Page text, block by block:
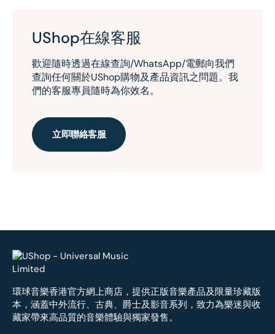
UShop在線客服
歡迎隨時透過在線查詢/WhatsApp/電郵向我們
查詢任何關於UShop購物及產品資訊之問題。我
們的客服專員隨時為你效名。
立即聯絡客服
環球音樂香港官方網上商店，提供正版音樂產品及限量珍藏版
本，涵蓋中外流行、古典、爵士及影音系列，致力為樂迷與收
藏家帶來高品質的音樂體驗與獨家發售。